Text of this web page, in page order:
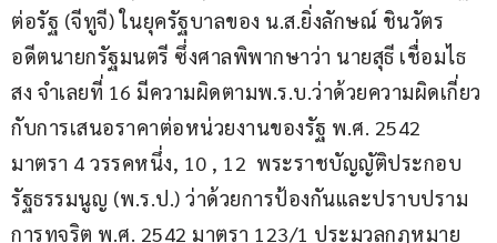
ต่อรัฐ (จีทูจี) ในยุครัฐบาลของ น.ส.ยิ่งลักษณ์ ชินวัตร
อดีตนายกรัฐมนตรี ซึ่งศาลพิพากษาว่า นายสุธี เชื่อมไธ
สง จำเลยที่ 16 มีความผิดตามพ.ร.บ.ว่าด้วยความผิดเกี่ยว
กับการเสนอราคาต่อหน่วยงานของรัฐ พ.ศ. 2542
มาตรา 4 วรรคหนึ่ง, 10 , 12  พระราชบัญญัติประกอบ
รัฐธรรมนูญ (พ.ร.ป.) ว่าด้วยการป้องกันและปราบปราม
การทุจริต พ.ศ. 2542 มาตรา 123/1 ประมวลกฎหมาย